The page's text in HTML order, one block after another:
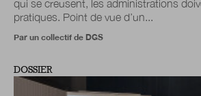
qui se creusent, les administrations
pratiques. Point de vue d’un...
Par un collectif de DGS
DOSSIER